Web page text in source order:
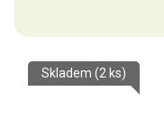
Skladem (2 ks)